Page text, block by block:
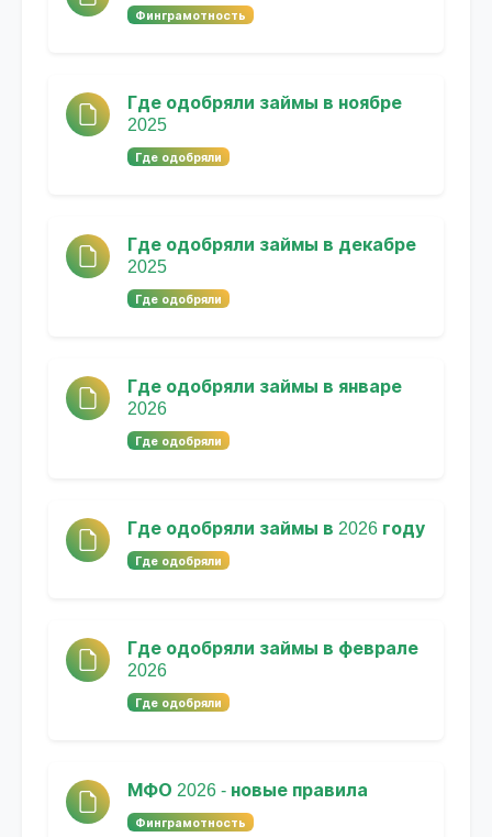
Финграмотность
Где одобряли займы в ноябре
2025
Где одобряли
Где одобряли займы в декабре
2025
Где одобряли
Где одобряли займы в январе
2026
Где одобряли
Где одобряли займы в 2026 году
Где одобряли
Где одобряли займы в феврале
2026
Где одобряли
МФО 2026 - новые правила
Финграмотность